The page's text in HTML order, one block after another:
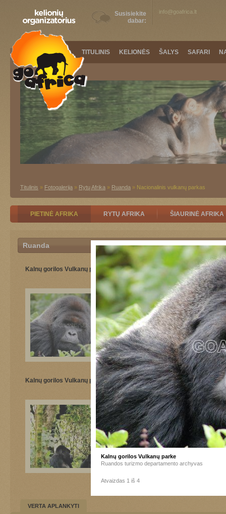
Susisiekite
dabar:
info@goafrica.lt
TITULINIS KELIONĖS ŠALYS SAFARI
Titulinis » Fotogalerija » Rytų Afrika » Ruanda » Nacionalinis vulkanų parkas
PIETINĖ AFRIKA RYTŲ AFRIKA ŠIAURINĖ AFRIKA
Ruanda
Kalnų gorilos Vulkanų parke Nacionalinis vulkanų parkas
Kalnų gorilos Vulkanų parke
VERTA APLANKYTI
Kalnų gorilos Vulkanų parke
Ruandos turizmo departamento archyvas
Atvaizdas 1 iš 4